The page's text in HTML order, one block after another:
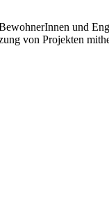
und
von Projekten